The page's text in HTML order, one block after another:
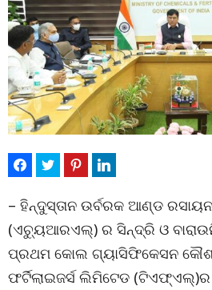
– ହିନ୍ଦୁସ୍ତାନ ଉର୍ବରକ ଆଣ୍ଡ
(ଏଚ୍ୟୁଆରଏଲ୍) ର ସିନ୍ଦ୍ରି ଓ
ପ୍ରଥମ କୋଲ ଗ୍ୟାସିଫିକେସନ
ଫର୍ଟିଲାଇଜର୍ସ ଲିମିଟେଡ